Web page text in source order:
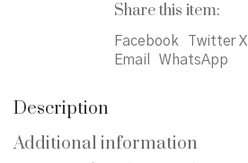
Share this item:
Facebook
Twitter X
Email
WhatsApp
Description
Additional information